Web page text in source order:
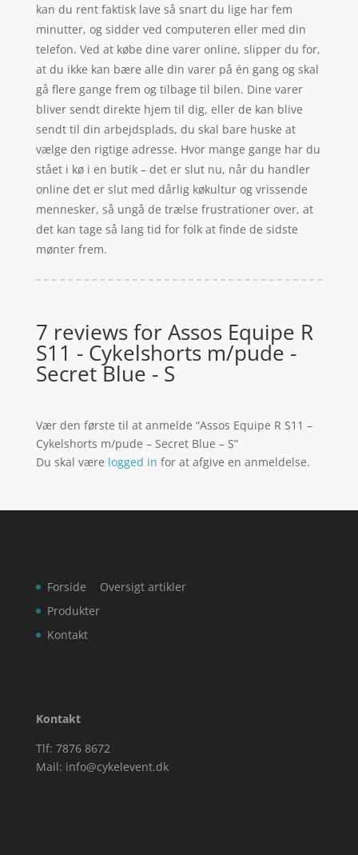
kan du rent faktisk lave så snart du lige har fem
minutter, og sidder ved computeren eller med din
telefon. Ved at købe dine varer online, slipper du for,
at du ikke kan bære alle din varer på én gang og skal
gå flere gange frem og tilbage til bilen. Dine varer
bliver sendt direkte hjem til dig, eller de kan blive
sendt til din arbejdsplads, du skal bare huske at
vælge den rigtige adresse. Hvor mange gange har du
stået i kø i en butik – det er slut nu, når du handler
online det er slut med dårlig køkultur og vrissende
mennesker, så ungå de trælse frustrationer over, at
det kan tage så lang tid for folk at finde de sidste
mønter frem.
7 reviews forAssos Equipe R
S11 - Cykelshorts m/pude -
Secret Blue - S
Vær den første til at anmelde “Assos Equipe R S11 –
Cykelshorts m/pude – Secret Blue – S”
Du skal være logged in for at afgive en anmeldelse.
Forside
Produkter
Kontakt
Oversigt artikler
Kontakt
Tlf: 7876 8672
Mail: info@cykelevent.dk